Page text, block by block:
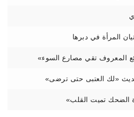
المرأة في دبرها
المعروف تقي مصارع السوء»
«لك العتبى حتى ترضى»
الضحك تميت القلب»